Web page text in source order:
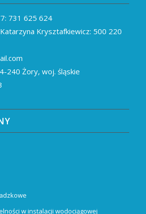
731 625 624
Krysztafkiewicz: 500 220
240 Żory, woj. śląskie
w instalacji wodociągowej